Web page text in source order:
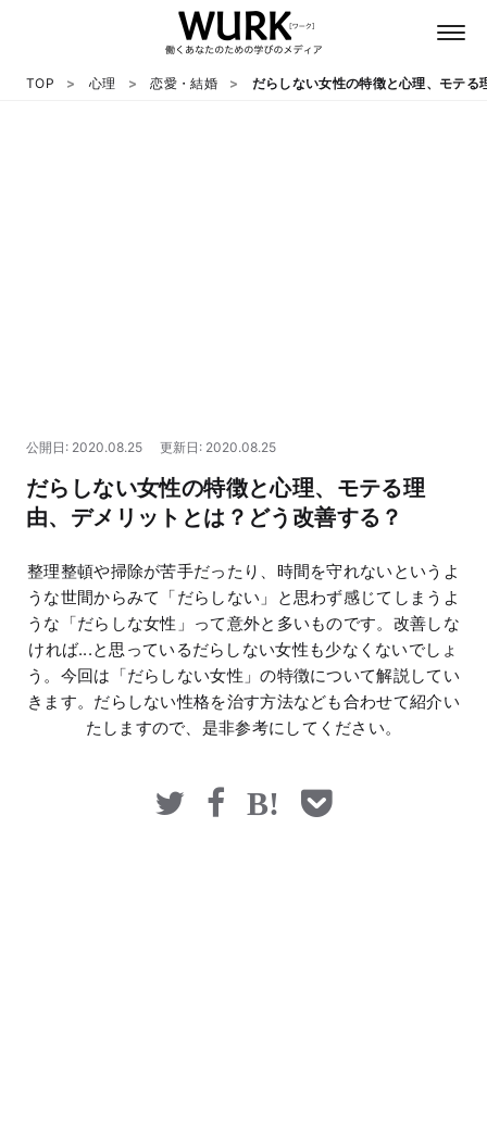
マネー
TOP 心理 恋愛・結婚 だらしない女性の特徴と心理、モテ
公開日: 2020.08.25 更新日: 2020.08.25
だらしない女性の特徴と心理、モテる理
由、デメリットとは？どう改善する？
整理整頓や掃除が苦手だったり、時間を守れないというよ
うな世間からみて「だらしない」と思わず感じてしまうよ
うな「だらしな女性」って意外と多いものです。改善しな
ければ...と思っているだらしない女性も少なくないでしょ
う。今回は「だらしない女性」の特徴について解説してい
きます。だらしない性格を治す方法なども合わせて紹介い
たしますので、是非参考にしてください。